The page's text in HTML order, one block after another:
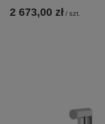
2 673,00 zł / szt.